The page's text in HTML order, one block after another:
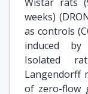
weeks)
as controls
induced by
Isolated
Langendorff
of zero-flow